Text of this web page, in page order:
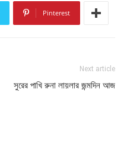
Pinterest
Next article
সুরের পাখি রুনা লায়লার জন্মদিন আজ